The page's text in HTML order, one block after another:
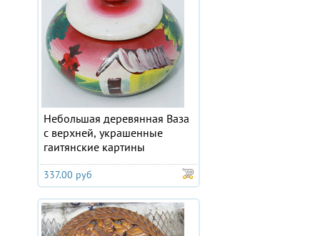
Небольшая деревянная Ваза
с верхней, украшенные
гаитянские картины
337.00 руб